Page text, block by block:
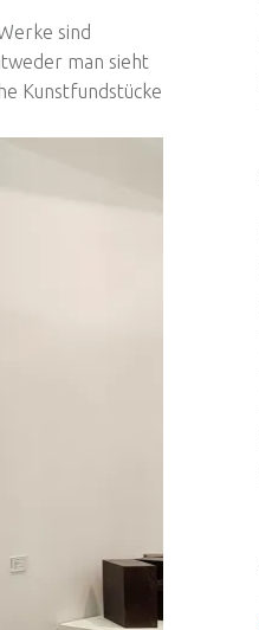
sind
man sieht
Kunstfundstücke